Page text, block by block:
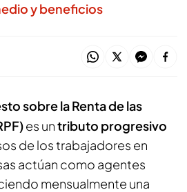
y beneficios
sobre la Renta de las
es untributo progresivo
de los trabajadores en
actúan como agentes
mensualmente una